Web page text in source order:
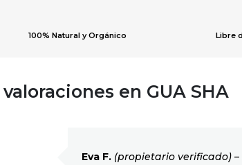
100% Natural y Orgánico Libre
valoraciones en GUA SHA
Eva F. (propietario verificado) –